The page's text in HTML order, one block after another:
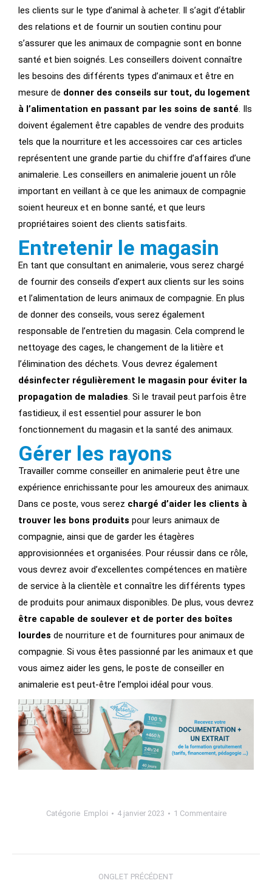
les clients sur le type d’animal à acheter. Il s’agit d’établir
des relations et de fournir un soutien continu pour
s’assurer que les animaux de compagnie sont en bonne
santé et bien soignés. Les conseillers doivent connaître
les besoins des différents types d’animaux et être en
mesure de donner des conseils sur tout, du logement
à l’alimentation en passant par les soins de santé. Ils
doivent également être capables de vendre des produits
tels que la nourriture et les accessoires car ces articles
représentent une grande partie du chiffre d’affaires d’une
animalerie. Les conseillers en animalerie jouent un rôle
important en veillant à ce que les animaux de compagnie
soient heureux et en bonne santé, et que leurs
propriétaires soient des clients satisfaits.
Entretenir le magasin
En tant que consultant en animalerie, vous serez chargé
de fournir des conseils d’expert aux clients sur les soins
et l’alimentation de leurs animaux de compagnie. En plus
de donner des conseils, vous serez également
responsable de l’entretien du magasin. Cela comprend le
nettoyage des cages, le changement de la litière et
l’élimination des déchets. Vous devrez également
désinfecter régulièrement le magasin pour éviter la
propagation de maladies. Si le travail peut parfois être
fastidieux, il est essentiel pour assurer le bon
fonctionnement du magasin et la santé des animaux.
Gérer les rayons
Travailler comme conseiller en animalerie peut être une
expérience enrichissante pour les amoureux des animaux.
Dans ce poste, vous serez chargé d’aider les clients à
trouver les bons produits pour leurs animaux de
compagnie, ainsi que de garder les étagères
approvisionnées et organisées. Pour réussir dans ce rôle,
vous devrez avoir d’excellentes compétences en matière
de service à la clientèle et connaître les différents types
de produits pour animaux disponibles. De plus, vous devrez
être capable de soulever et de porter des boîtes
lourdes de nourriture et de fournitures pour animaux de
compagnie. Si vous êtes passionné par les animaux et que
vous aimez aider les gens, le poste de conseiller en
animalerie est peut-être l’emploi idéal pour vous.
Catégorie Emploi 4 janvier 2023 1 Commentaire
ONGLET PRÉCÉDENT